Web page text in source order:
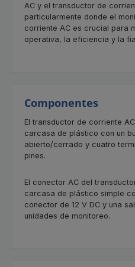
AC y el transductor de
particularmente donde el
corriente AC es crucial para
operativa, la eficiencia y la
Componentes
El transductor de corriente
carcasa de plástico con un
abierto/cerrado y cuatro
pines.
El conector AC del
carcasa de plástico simple
conector de 12 V DC y una
unidades de monitoreo.